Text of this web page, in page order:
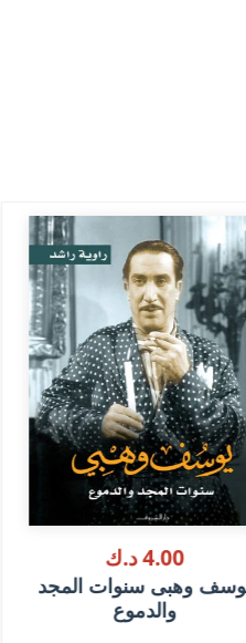
4.00 د.ك
وهبى سنوات المجد
والدموع